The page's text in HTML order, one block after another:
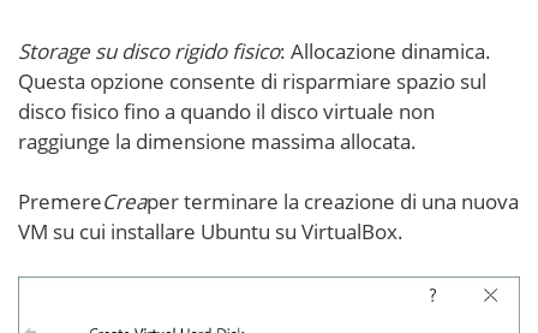
Storage su disco rigido fisico: Allocazione dinamica.
Questa opzione consente di risparmiare spazio sul
disco fisico fino a quando il disco virtuale non
raggiunge la dimensione massima allocata.
PremereCreaper terminare la creazione di una nuova
VM su cui installare Ubuntu su VirtualBox.